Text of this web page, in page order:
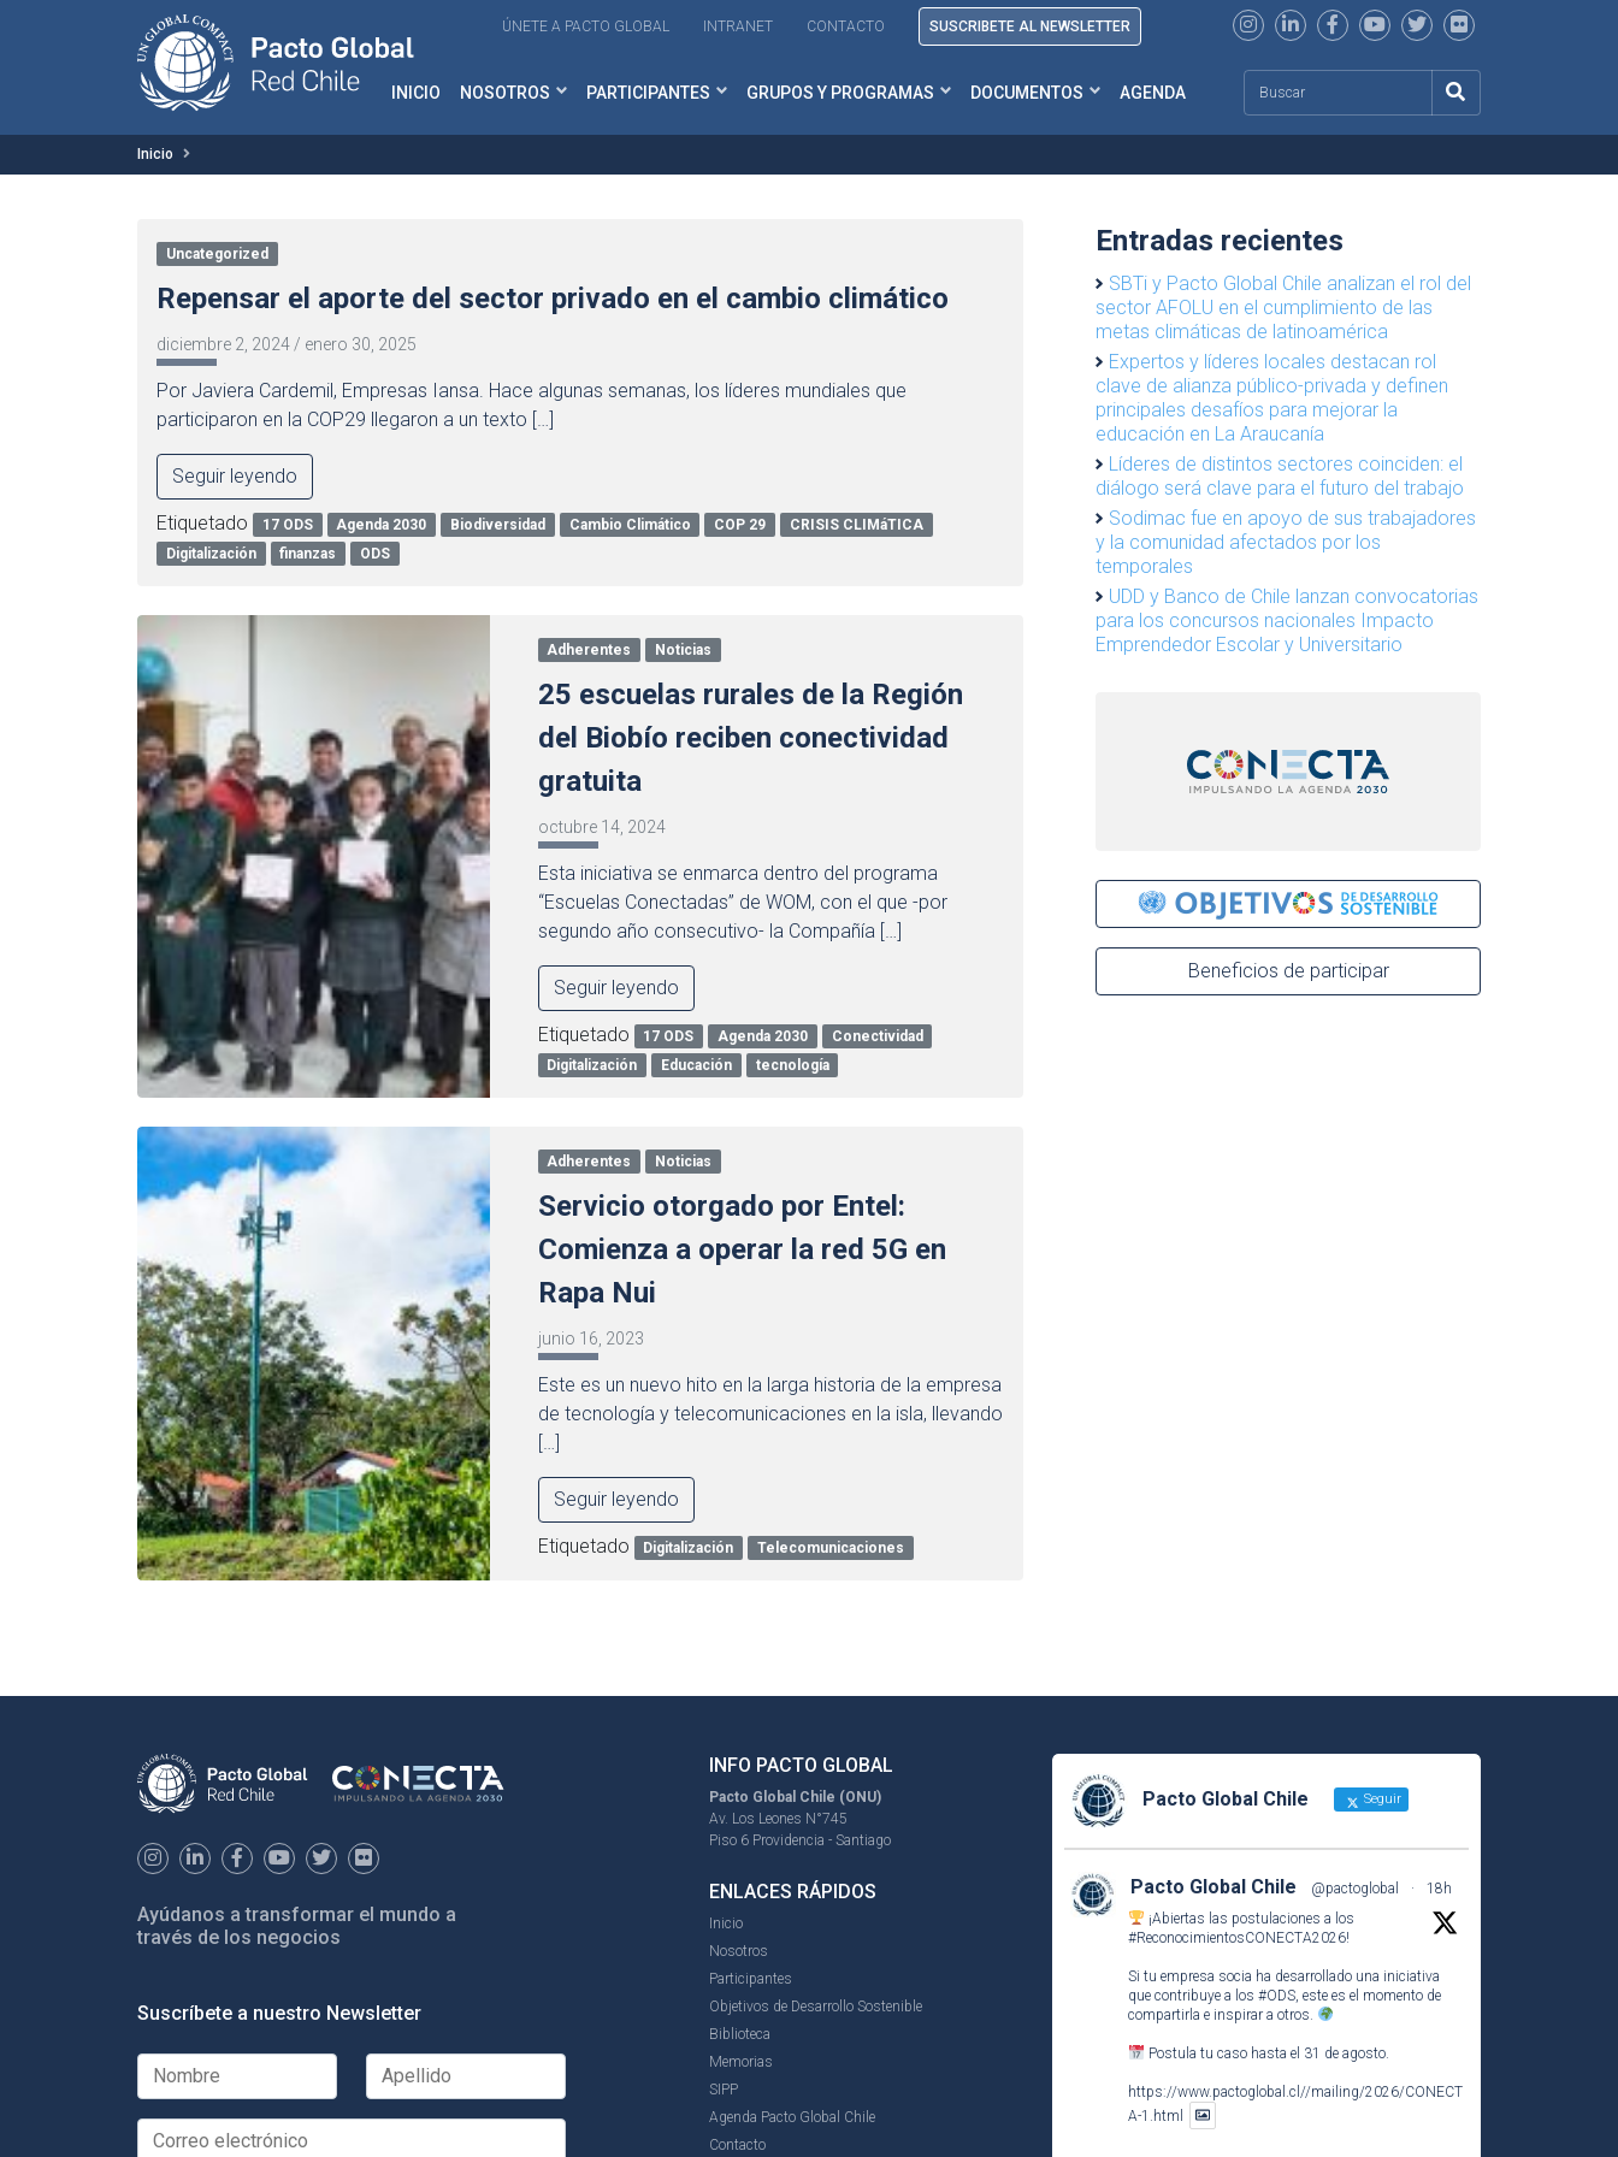
ÚNETE A PACTO GLOBAL INTRANET CONTACTO SUSCRIBETE AL NEWSLETTER
INICIO NOSOTROS PARTICIPANTES GRUPOS Y PROGRAMAS DOCUMENTOS AGENDA
Inicio
Uncategorized
Repensar el aporte del sector privado en el cambio climático
diciembre 2, 2024 / enero 30, 2025
Por Javiera Cardemil, Empresas Iansa. Hace algunas semanas, los líderes mundiales que
participaron en la COP29 llegaron a un texto […]
Seguir leyendo
Etiquetado 17 ODS Agenda 2030 Biodiversidad Cambio Climático COP 29
CRISIS CLIMáTICA
Digitalización
finanzas ODS
Adherentes Noticias
25 escuelas rurales de la Región
del Biobío reciben conectividad
gratuita
octubre 14, 2024
Esta iniciativa se enmarca dentro del programa
“Escuelas Conectadas” de WOM, con el que -por
segundo año consecutivo- la Compañía […]
Seguir leyendo
Etiquetado 17 ODS Agenda 2030
Conectividad
Digitalización
Educación tecnología
Adherentes Noticias
Servicio otorgado por Entel:
Comienza a operar la red 5G en
Rapa Nui
junio 16, 2023
Este es un nuevo hito en la larga historia de la empresa
de tecnología y telecomunicaciones en la isla, llevando
[…]
Seguir leyendo
Etiquetado Digitalización Telecomunicaciones
Entradas recientes
SBTi y Pacto Global Chile analizan el rol del
sector AFOLU en el cumplimiento de las
metas climáticas de latinoamérica
Expertos y líderes locales destacan rol
clave de alianza público-privada y definen
principales desafíos para mejorar la
educación en La Araucanía
Líderes de distintos sectores coinciden: el
diálogo será clave para el futuro del trabajo
Sodimac fue en apoyo de sus trabajadores
y la comunidad afectados por los
temporales
UDD y Banco de Chile lanzan convocatorias
para los concursos nacionales Impacto
Emprendedor Escolar y Universitario
Beneficios de participar
Ayúdanos a transformar el mundo a
través de los negocios
Suscríbete a nuestro Newsletter
INFO PACTO GLOBAL
Pacto Global Chile (ONU)
Av. Los Leones N°745
Piso 6 Providencia - Santiago
ENLACES RÁPIDOS
Inicio
Nosotros
Participantes
Objetivos de Desarrollo Sostenible
Biblioteca
Memorias
SIPP
Agenda Pacto Global Chile
Contacto
Pacto Global Chile Seguir
Pacto Global Chile @pactoglobal ·
18h
¡Abiertas las postulaciones a los
#ReconocimientosCONECTA2026!
Si tu empresa socia ha desarrollado una iniciativa
que contribuye a los #ODS, este es el momento de
compartirla e inspirar a otros.
Postula tu caso hasta el 31 de agosto.
https://www.pactoglobal.cl//mailing/2026/CONECT
A-1.html